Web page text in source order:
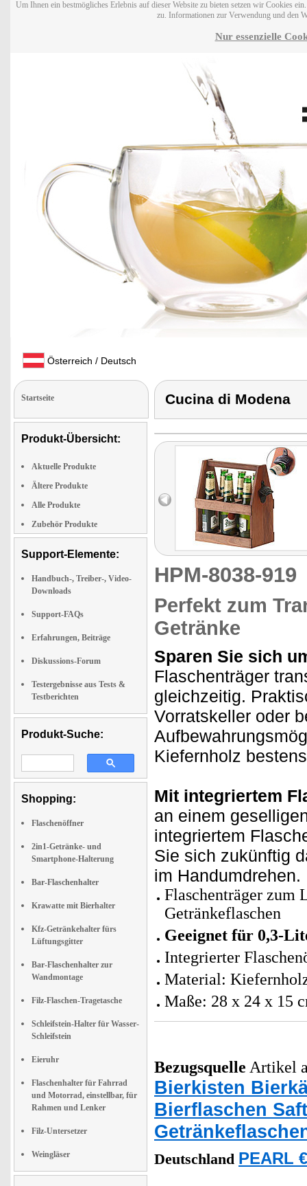
Um Ihnen ein bestmögliches Erlebnis auf dieser Website zu bieten setzen wir Cookies
zu. Informationen zur Verwendung und den
Nur essenzielle
Österreich / Deutsch
Startseite
Produkt-Übersicht:
Aktuelle Produkte
Ältere Produkte
Alle Produkte
Zubehör Produkte
Support-Elemente:
Handbuch-, Treiber-, Video-
Downloads
Support-FAQs
Erfahrungen, Beiträge
Diskussions-Forum
Testergebnisse aus Tests &
Testberichten
Produkt-Suche:
Shopping:
Flaschenöffner
2in1-Getränke- und
Smartphone-Halterung
Bar-Flaschenhalter
Krawatte mit Bierhalter
Kfz-Getränkehalter fürs
Lüftungsgitter
Bar-Flaschenhalter zur
Wandmontage
Filz-Flaschen-Tragetasche
Schleifstein-Halter für Wasser-
Schleifstein
Eieruhr
Flaschenhalter für Fahrrad
und Motorrad, einstellbar, für
Rahmen und Lenker
Filz-Untersetzer
Weingläser
Cucina di Modena
HPM-8038-
Perfekt zum
Getränke
Sparen Sie sich
Flaschenträger
gleichzeitig.
Vorratskeller oder
Kiefernholz
Mit integriertem
an einem
integriertem
Sie sich zukünftig
im Handumdrehen.
Flaschenträger zum
Getränkeflaschen
Geeignet für 0,3-
Integrierter
Material:
Maße: 28 x 24 x 15
Bezugsquelle Artikel
Bierkisten
Bierflaschen
Deutschland PEARL